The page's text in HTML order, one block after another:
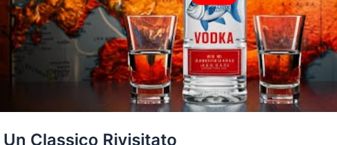
Classico Rivisitato